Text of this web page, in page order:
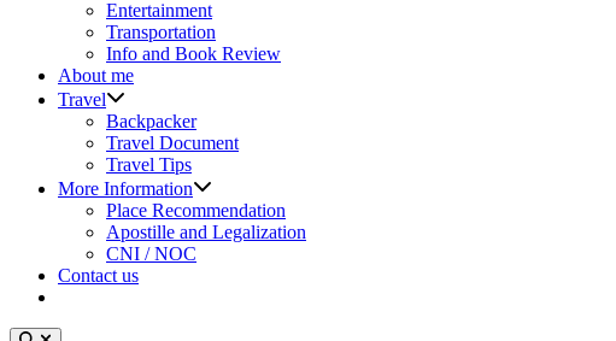
sub
menu
Entertainment
Transportation
Info and Book Review
About me
Travel
sub
menu
Backpacker
Travel Document
Travel Tips
More Information
sub
menu
Place Recommendation
Apostille and Legalization
CNI / NOC
Contact us